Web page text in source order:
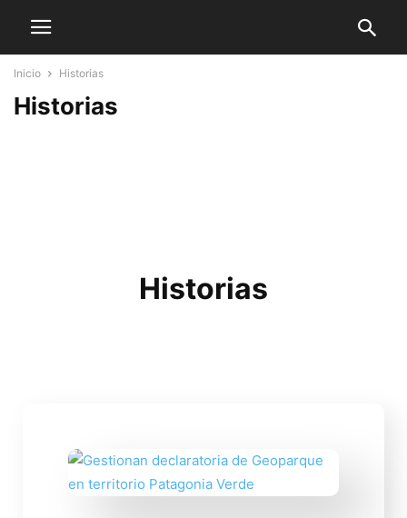
Inicio Historias
Historias
Historias